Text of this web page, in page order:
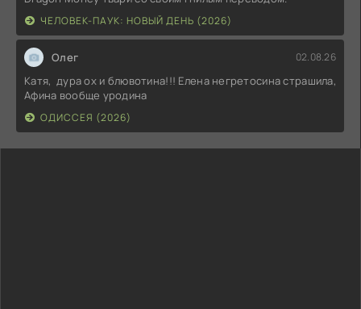
ЧЕЛОВЕК-ПАУК: НОВЫЙ ДЕНЬ (2026)
Олег 02.08.26
Катя, дура ох и блювотина!!! Елена негретосина страшила,
Афина вообще уродина
ОДИССЕЯ (2026)